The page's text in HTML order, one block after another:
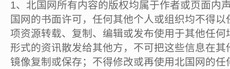
1、北国网所有内容的版权均属于作者或页面内
国网的书面许可，任何其他个人或组织均不得
项资源转载、复制、编辑或发布使用于其他任
形式的资讯散发给其他方，不可把这些信息在
镜像复制或保存；不得修改或再使用北国网的